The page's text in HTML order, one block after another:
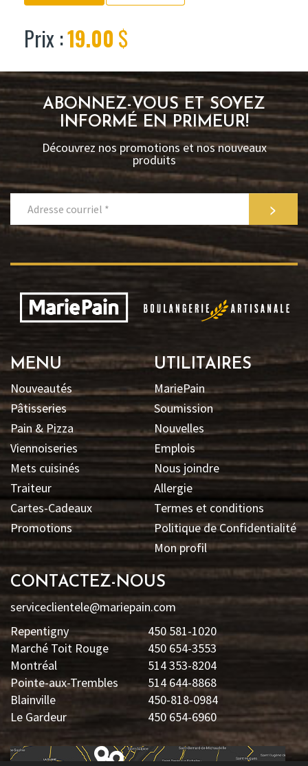
Prix :19.00 $
ABONNEZ-VOUS ET SOYEZ
INFORMÉ EN PRIMEUR!
Découvrez nos promotions et nos nouveaux
produits
>
MENU
Nouveautés
Pâtisseries
Pain & Pizza
Viennoiseries
Mets cuisinés
Traiteur
Cartes-Cadeaux
Promotions
UTILITAIRES
MariePain
Soumission
Nouvelles
Emplois
Nous joindre
Allergie
Termes et conditions
Politique de Confidentialité
Mon profil
CONTACTEZ-NOUS
serviceclientele@mariepain.com
Repentigny
450 581-1020
Marché Toit Rouge
450 654-3553
Montréal
514 353-8204
Pointe-aux-Trembles
514 644-8868
Blainville
450-818-0984
Le Gardeur
450 654-6960